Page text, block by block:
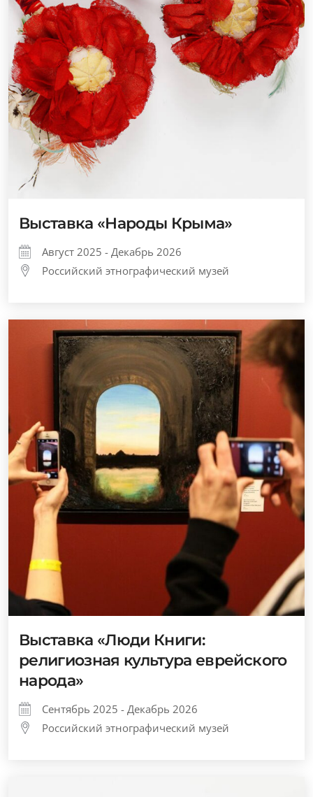
Выставка «Народы Крыма»
Август 2025 - Декабрь 2026
Российский этнографический музей
Выставка «Люди Книги:
религиозная культура еврейского
народа»
Сентябрь 2025 - Декабрь 2026
Российский этнографический музей